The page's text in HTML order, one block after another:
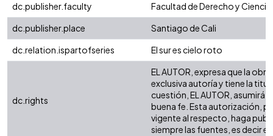
dc.publisher.faculty
Facultad de Derecho y
dc.publisher.place
Santiago de Cali
dc.relation.ispartofseries
El sur es cielo roto
dc.rights
EL AUTOR, expresa que la
exclusiva autoría y tiene la
cuestión, EL AUTOR,
buena fe. Esta autorización,
vigente al respecto, haga
siempre las fuentes, es decir